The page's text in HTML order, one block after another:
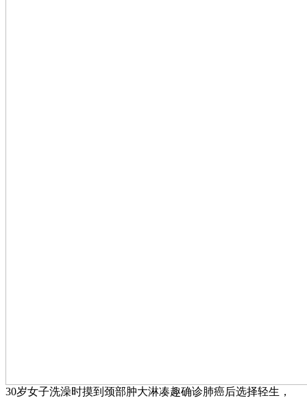
30岁女子洗澡时摸到颈部肿大淋凑趣确诊肺癌后选择轻生，